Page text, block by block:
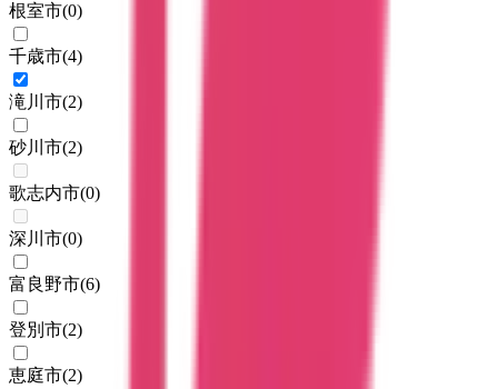
根室市(0)
千歳市(4)
滝川市(2)
砂川市(2)
歌志内市(0)
深川市(0)
富良野市(6)
登別市(2)
恵庭市(2)